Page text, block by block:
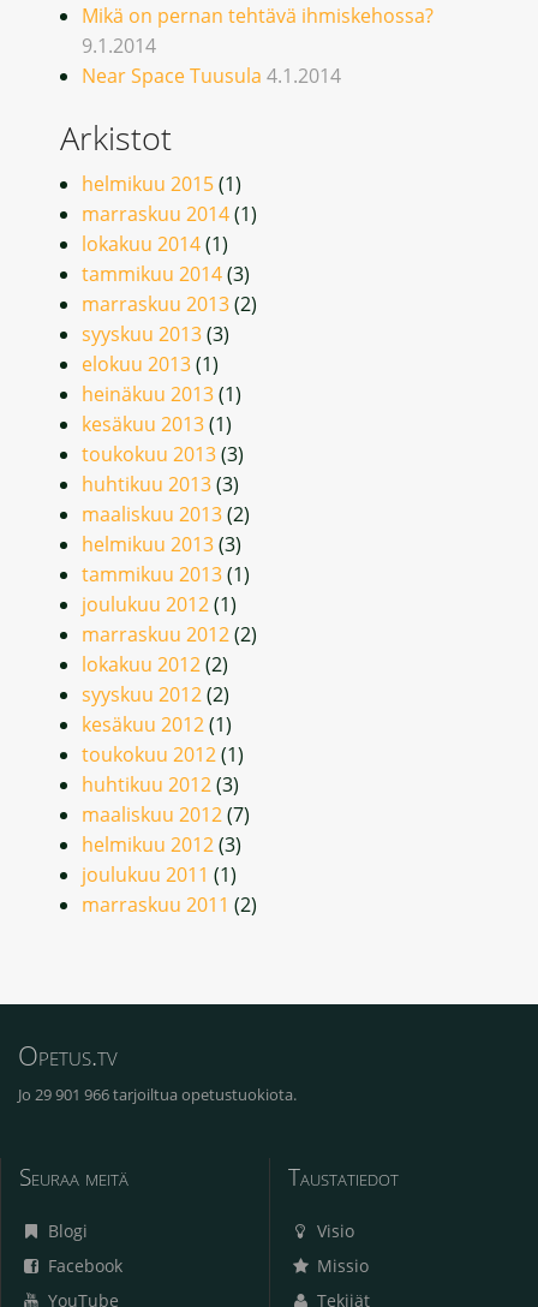
Mikä on pernan tehtävä ihmiskehossa?
9.1.2014
Near Space Tuusula 4.1.2014
Arkistot
helmikuu 2015(1)
marraskuu 2014(1)
lokakuu 2014(1)
tammikuu 2014(3)
marraskuu 2013(2)
syyskuu 2013(3)
elokuu 2013(1)
heinäkuu 2013(1)
kesäkuu 2013(1)
toukokuu 2013(3)
huhtikuu 2013(3)
maaliskuu 2013(2)
helmikuu 2013(3)
tammikuu 2013(1)
joulukuu 2012(1)
marraskuu 2012(2)
lokakuu 2012(2)
syyskuu 2012(2)
kesäkuu 2012(1)
toukokuu 2012(1)
huhtikuu 2012(3)
maaliskuu 2012(7)
helmikuu 2012(3)
joulukuu 2011 (1)
marraskuu 2011 (2)
Opetus.tv
Jo 29 901 966 tarjoiltua opetustuokiota.
Seuraa meitä
Blogi
Facebook
YouTube
Taustatiedot
Visio
Missio
Tekijät